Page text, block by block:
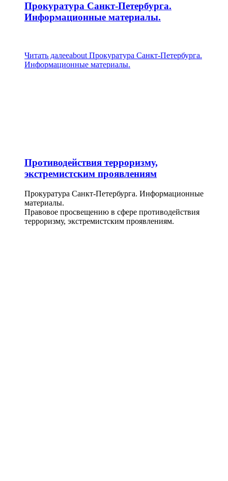
Прокуратура Санкт-Петербурга.
Информационные материалы.
Читать далееabout Прокуратура Санкт-Петербурга.
Информационные материалы.
Противодействия терроризму,
экстремистским проявлениям
Прокуратура Санкт-Петербурга. Информационные
материалы.
Правовое просвещению в сфере противодействия
терроризму, экстремистским проявлениям.